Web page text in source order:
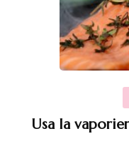
Usa la